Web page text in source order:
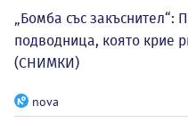
„Бомба със закъснител“:
подводница, която крие
(СНИМКИ)
nova